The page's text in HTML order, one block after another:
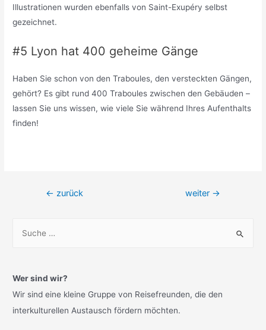
Illustrationen wurden ebenfalls von Saint-Exupéry selbst
gezeichnet.
#5 Lyon hat 400 geheime Gänge
Haben Sie schon von den Traboules, den versteckten Gängen,
gehört? Es gibt rund 400 Traboules zwischen den Gebäuden –
lassen Sie uns wissen, wie viele Sie während Ihres Aufenthalts
finden!
Beitragsnavigation
← zurück weiter →
h
e
n
Wer sind wir?
Wir sind eine kleine Gruppe von Reisefreunden, die den
interkulturellen Austausch fördern möchten.